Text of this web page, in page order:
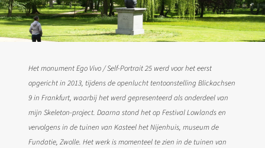
Het monument Ego Vivo / Self-Portrait 25 werd voor het eerst
opgericht in 2013, tijdens de openlucht tentoonstelling Blickachsen
9 in Frankfurt, waarbij het werd gepresenteerd als onderdeel van
mijn Skeleton-project. Daarna stond het op Festival Lowlands en
vervolgens in de tuinen van Kasteel het Nijenhuis, museum de
Fundatie, Zwolle. Het werk is momenteel te zien in de tuinen van